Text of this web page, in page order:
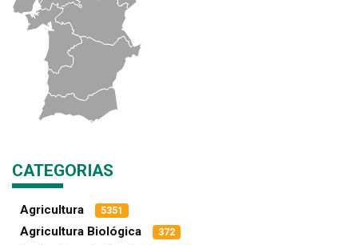
CATEGORIAS
Agricultura 5351
Agricultura Biológica 372